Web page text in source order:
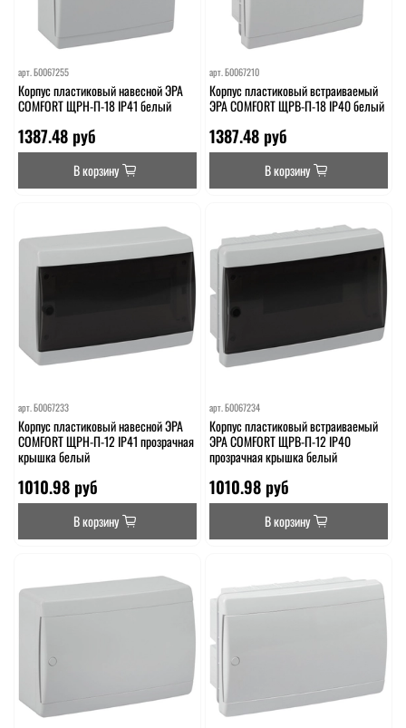
арт.Б0067255
Корпус пластиковый навесной ЭРА
COMFORT ЩРН-П-18 IP41 белый
1387.48 руб
В корзину
арт. Б0067210
Корпус пластиковый встраиваемый
ЭРА COMFORT ЩРВ-П-18 IP40 белый
1387.48 руб
В корзину
арт.Б0067233
Корпус пластиковый навесной ЭРА
COMFORT ЩРН-П-12 IP41 прозрачная
крышка белый
1010.98 руб
В корзину
арт. Б0067234
Корпус пластиковый встраиваемый
ЭРА COMFORT ЩРВ-П-12 IP40
прозрачная крышка белый
1010.98 руб
В корзину